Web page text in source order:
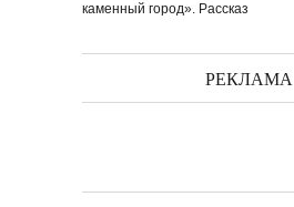
каменный город». Рассказ
РЕКЛАМА